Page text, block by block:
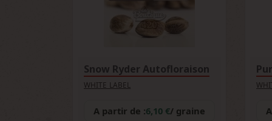
Snow Ryder Autofloraison
WHITE LABEL
A partir de :6,10 €/ graine